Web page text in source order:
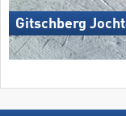
Gitschberg